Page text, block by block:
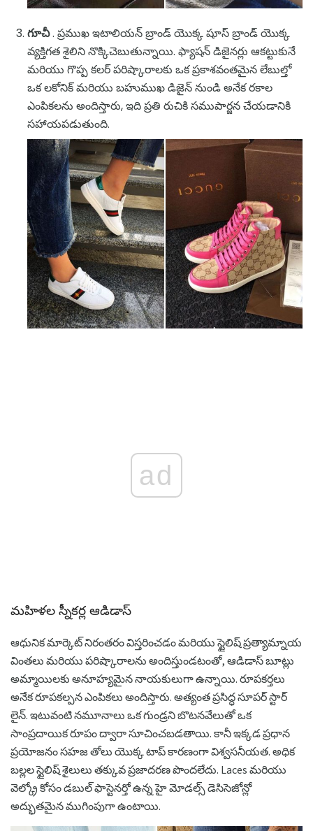
గూచీ. ప్రముఖ ఇటాలియన్ బ్రాండ్ యొక్క షూస్ బ్రాండ్ యొక్క
వ్యక్తిగత శైలిని నొక్కిచెబుతున్నాయి. ఫ్యాషన్ డిజైనర్లు ఆకట్టుకునే
మరియు గొప్ప కలర్ పరిష్కారాలకు ఒక ప్రకాశవంతమైన లేబుల్తో
ఒక లకోనిక్ మరియు బహుముఖ డిజైన్ నుండి అనేక రకాల
ఎంపికలను అందిస్తారు, ఇది ప్రతి రుచికి సముపార్జన చేయడానికి
సహాయపడుతుంది.
ad
మహిళల స్నీకర్ల ఆడిడాస్
ఆధునిక మార్కెట్ నిరంతరం విస్తరించడం మరియు స్టైలిష్ ప్రత్యామ్నాయ
వింతలు మరియు పరిష్కారాలను అందిస్తుండటంతో, ఆడిడాస్ బూట్లు
అమ్మాయిలకు అనూహ్యమైన నాయకులుగా ఉన్నాయి. రూపకర్తలు
అనేక రూపకల్పన ఎంపికలు అందిస్తారు. అత్యంత ప్రసిద్ధ సూపర్ స్టార్
లైన్. ఇటువంటి నమూనాలు ఒక గుండ్రని బొటనవేలుతో ఒక
సాంప్రదాయిక రూపం ద్వారా సూచించబడతాయి. కానీ ఇక్కడ ప్రధాన
ప్రయోజనం సహజ తోలు యొక్క టాప్ కారణంగా విశ్వసనీయత. అధిక
బల్లల స్టైలిష్ శైలులు తక్కువ ప్రజాదరణ పొందలేదు. Laces మరియు
వెల్క్రో కోసం డబుల్ ఫాస్టెనర్తో ఉన్న హై మోడల్స్ డెసిసెజోన్లో
అద్భుతమైన ముగింపుగా ఉంటాయి.